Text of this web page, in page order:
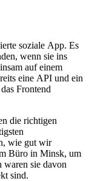
soziale App. Es
wenn sie ins
auf einem
eine API und ein
Frontend
die richtigen
wie gut wir
Büro in Minsk, um
waren sie davon
sind.